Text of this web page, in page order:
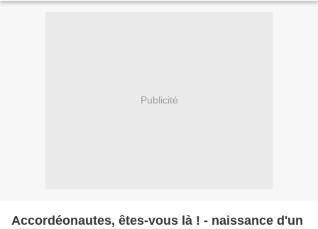
Publicité
Accordéonautes, êtes-vous là ! - naissance d'un